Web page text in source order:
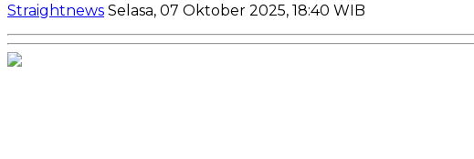
Straightnews Selasa, 07 Oktober 2025, 18:40 WIB